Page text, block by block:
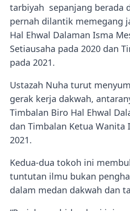
tarbiyah sepanjang berada
pernah dilantik memegang
Hal Ehwal Dalaman Isma
Setiausaha pada 2020 dan
pada 2021.
Ustazah Nuha turut
gerak kerja dakwah,
Timbalan Biro Hal Ehwal
dan Timbalan Ketua Wanita
2021.
Kedua-dua tokoh ini
tuntutan ilmu bukan
dalam medan dakwah dan